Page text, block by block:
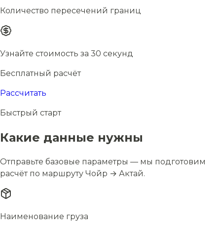
Количество пересечений границ
Узнайте стоимость за 30 секунд
Бесплатный расчёт
Рассчитать
Быстрый старт
Какие данные нужны
Отправьте базовые параметры — мы подготовим
расчёт по маршруту Чойр → Актай.
Наименование груза